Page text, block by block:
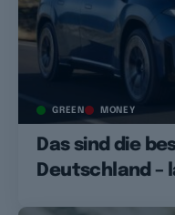
GREEN MONEY
Das sind die
Deutschland –